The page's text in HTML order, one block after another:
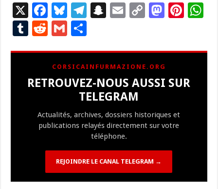
X
F
ac
e
b
o
o
Bl
u
es
ky
T
gr
a
m
S
p
c
h
at
E
l
C
y
Li
n
M
d
n
Pi
es
T
bl
r
R
d
di
t
G
ai
l
ta
g
er
CORSICAINFURMAZIONE.ORG
RETROUVEZ-NOUS AUSSI SUR
TELEGRAM
Actualités, archives, dossiers historiques et
publications relayés directement sur votre
téléphone.
REJOINDRE LE CANAL TELEGRAM →